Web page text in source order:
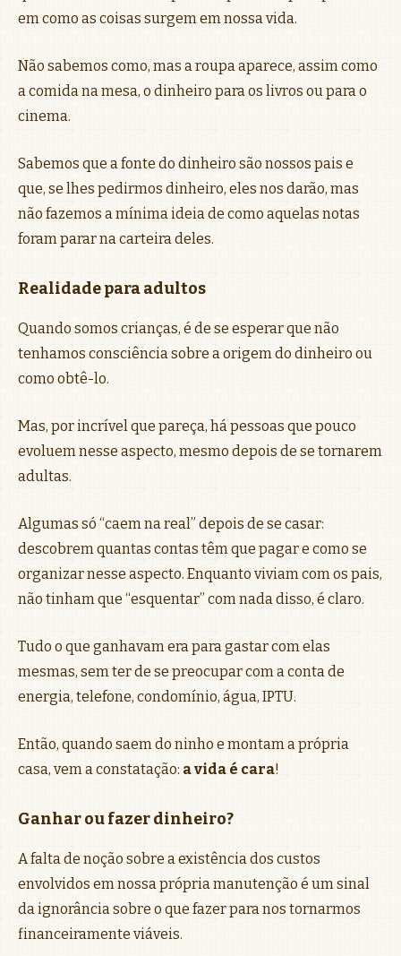
em como as coisas surgem em nossa vida.
Não sabemos como, mas a roupa aparece, assim como
a comida na mesa, o dinheiro para os livros ou para o
cinema.
Sabemos que a fonte do dinheiro são nossos pais e
que, se lhes pedirmos dinheiro, eles nos darão, mas
não fazemos a mínima ideia de como aquelas notas
foram parar na carteira deles.
Realidade para adultos
Quando somos crianças, é de se esperar que não
tenhamos consciência sobre a origem do dinheiro ou
como obtê-lo.
Mas, por incrível que pareça, há pessoas que pouco
evoluem nesse aspecto, mesmo depois de se tornarem
adultas.
Algumas só “caem na real” depois de se casar:
descobrem quantas contas têm que pagar e como se
organizar nesse aspecto. Enquanto viviam com os pais,
não tinham que “esquentar” com nada disso, é claro.
Tudo o que ganhavam era para gastar com elas
mesmas, sem ter de se preocupar com a conta de
energia, telefone, condomínio, água, IPTU.
Então, quando saem do ninho e montam a própria
casa, vem a constatação: a vida é cara!
Ganhar ou fazer dinheiro?
A falta de noção sobre a existência dos custos
envolvidos em nossa própria manutenção é um sinal
da ignorância sobre o que fazer para nos tornarmos
financeiramente viáveis.